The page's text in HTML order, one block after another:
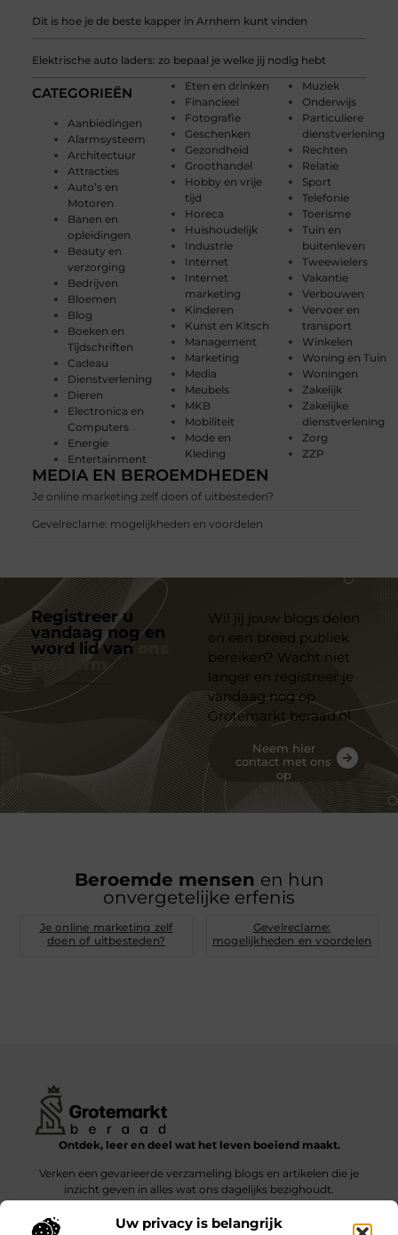
Uw privacy is belangrijk
Dit is hoe je de beste kapper in Arnhem kunt vinden
Elektrische auto laders: zo bepaal je welke jij nodig hebt
CATEGORIEËN
Aanbiedingen
Alarmsysteem
Architectuur
Attracties
Auto’s en
Motoren
Banen en
opleidingen
Beauty en
verzorging
Bedrijven
Bloemen
Blog
Boeken en
Tijdschriften
Cadeau
Dienstverlening
Dieren
Electronica en
Computers
Energie
Entertainment
Eten en drinken
Financieel
Fotografie
Geschenken
Gezondheid
Groothandel
Hobby en vrije
tijd
Horeca
Huishoudelijk
Industrie
Internet
Internet
marketing
Kinderen
Kunst en Kitsch
Management
Marketing
Media
Meubels
MKB
Mobiliteit
Mode en
Kleding
Muziek
Onderwijs
Particuliere
dienstverlening
Rechten
Relatie
Sport
Telefonie
Toerisme
Tuin en
buitenleven
Tweewielers
Vakantie
Verbouwen
Vervoer en
transport
Winkelen
Woning en Tuin
Woningen
Zakelijk
Zakelijke
dienstverlening
Zorg
ZZP
MEDIA EN BEROEMDHEDEN
Je online marketing zelf doen of uitbesteden?
Gevelreclame: mogelijkheden en voordelen
Registreer u
vandaag nog en
word lid van
platform
Wil jij jouw blogs delen
en een breed publiek
bereiken? Wacht niet
langer en registreer je
vandaag nog op
Grotemarkt beraad.nl
Neem hier
contact met ons
op
Beroemde mensen en hun
onvergetelijke erfenis
Je online marketing zelf
doen of uitbesteden?
Gevelreclame:
mogelijkheden en voordelen
Ontdek, leer en deel wat het leven boeiend maakt.
Verken een gevarieerde verzameling blogs en artikelen die je
inzicht geven in alles wat ons dagelijks bezighoudt.